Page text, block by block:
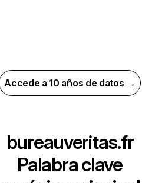
Accede a 10 años de datos →
bureauveritas.fr
Palabra clave